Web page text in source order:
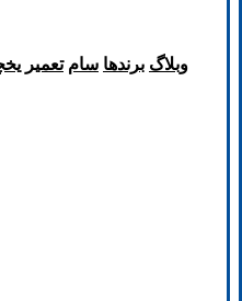
وبلاگ برند‌ها سام تعمیر